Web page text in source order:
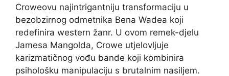
Croweovu najintrigantniju transformaciju u
bezobzirnog odmetnika Bena Wadea koji
redefinira western žanr. U ovom remek-djelu
Jamesa Mangolda, Crowe utjelovljuje
karizmatičnog vođu bande koji kombinira
psihološku manipulaciju s brutalnim nasiljem.